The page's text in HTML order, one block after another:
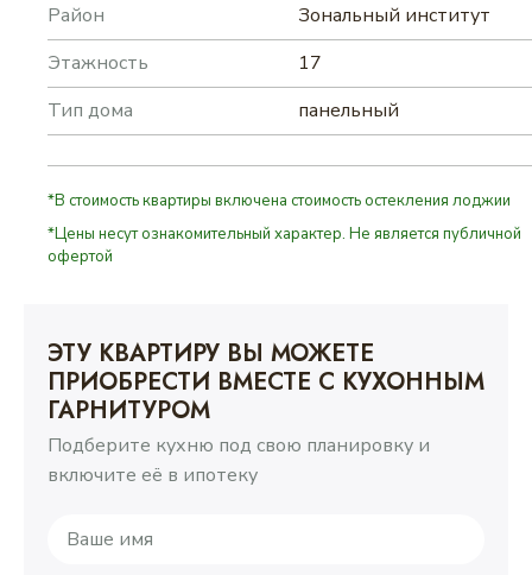
Район
Зональный институт
Этажность
17
Тип дома
панельный
*В стоимость квартиры включена стоимость остекления лоджии
*Цены несут ознакомительный характер. Не является публичной
офертой
ЭТУ КВАРТИРУ ВЫ МОЖЕТЕ
ПРИОБРЕСТИ ВМЕСТЕ С КУХОННЫМ
ГАРНИТУРОМ
Подберите кухню под свою планировку и
включите её в ипотеку